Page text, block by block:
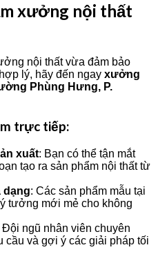
xưởng nội thất
nội thất vừa đảm bảo
lý, hãy đến ngay xưởng
Phùng Hưng, P.
trực tiếp:
xuất: Bạn có thể tận mắt
tạo ra sản phẩm nội thất từ
dạng: Các sản phẩm mẫu tại
tưởng mới mẻ cho không
Đội ngũ nhân viên chuyên
cầu và gợi ý các giải pháp tối